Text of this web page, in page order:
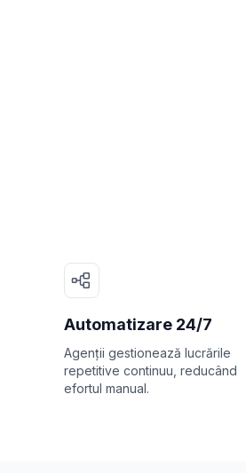
Automatizare 24/7
Agenții gestionează lucrările
repetitive continuu, reducând
efortul manual.